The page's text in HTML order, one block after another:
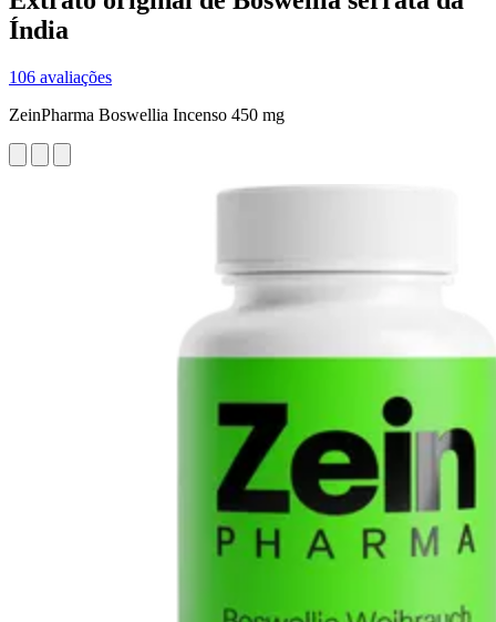
Índia
106 avaliações
ZeinPharma Boswellia Incenso 450 mg